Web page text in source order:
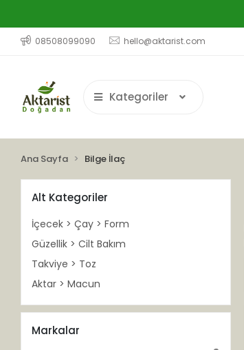
08508099090 hello@aktarist.com
Kategoriler
Ana Sayfa Bilge İlaç
Alt Kategoriler
İçecek > Çay > Form
Güzellik > Cilt Bakım
Takviye > Toz
Aktar > Macun
Markalar